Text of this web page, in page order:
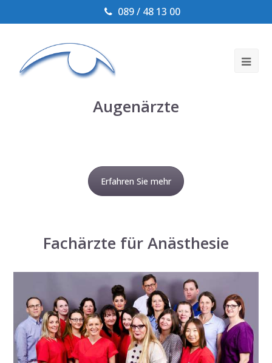
089 / 48 13 00
Augenärzte
Erfahren Sie mehr
Fachärzte für Anästhesie